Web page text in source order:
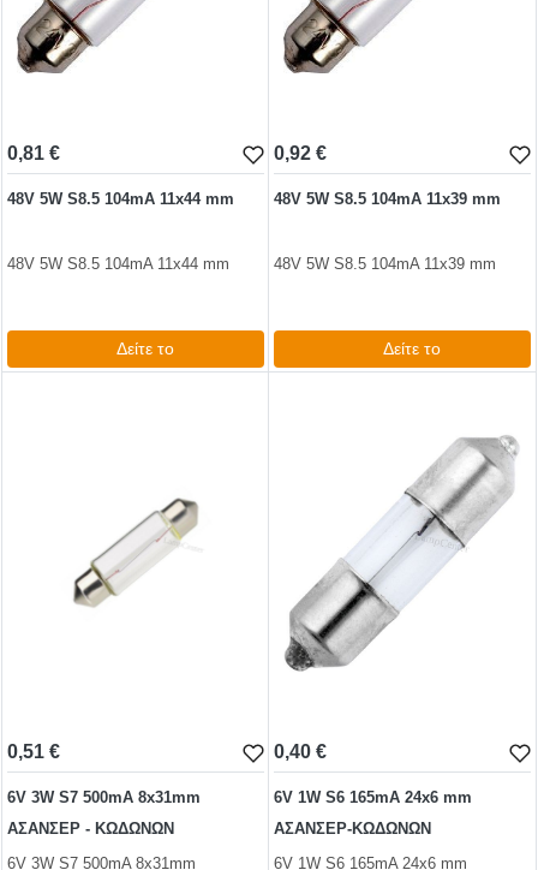
0,81 €
48V 5W S8.5 104mA 11x44 mm
48V 5W S8.5 104mA 11x44 mm
Δείτε το
0,92 €
48V 5W S8.5 104mA 11x39 mm
48V 5W S8.5 104mA 11x39 mm
Δείτε το
0,51 €
6V 3W S7 500mA 8x31mm
ΑΣΑΝΣΕΡ - ΚΩΔΩΝΩΝ
6V 3W S7 500mA 8x31mm
0,40 €
6V 1W S6 165mA 24x6 mm
ΑΣΑΝΣΕΡ-ΚΩΔΩΝΩΝ
6V 1W S6 165mA 24x6 mm